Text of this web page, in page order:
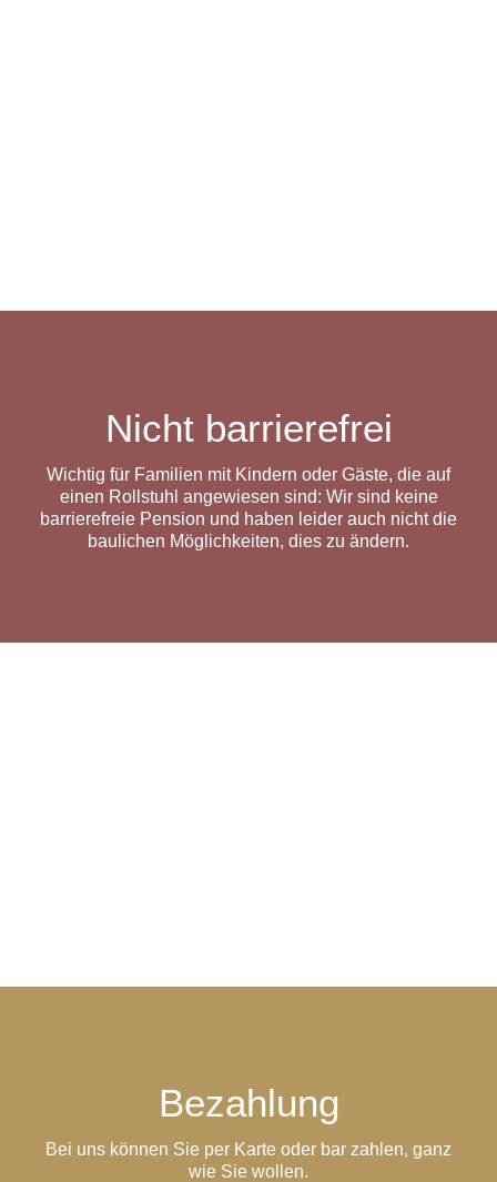
Nicht barrierefrei
Wichtig für Familien mit Kindern oder Gäste, die auf
einen Rollstuhl angewiesen sind: Wir sind keine
barrierefreie Pension und haben leider auch nicht die
baulichen Möglichkeiten, dies zu ändern.
Bezahlung
Bei uns können Sie per Karte oder bar zahlen, ganz
wie Sie wollen.